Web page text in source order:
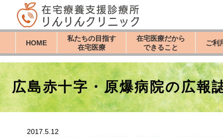
HOME
私たちの目指す
在宅医療
在宅医療だから
できること
ご利
広島赤十字・原爆病院の広報
2017.5.12